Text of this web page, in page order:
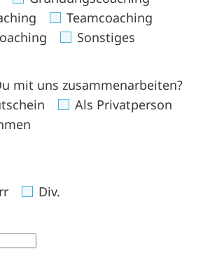
Teamcoaching
Sonstiges
mit uns zusammenarbeiten?
Als Privatperson
Div.